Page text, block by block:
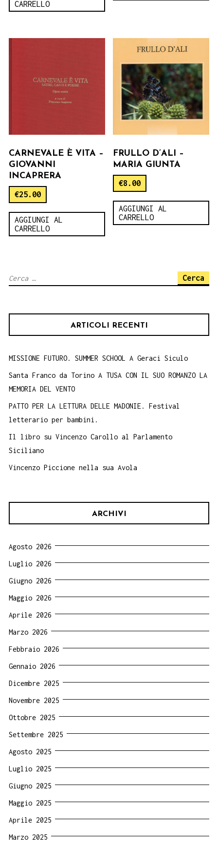
CARRELLO
CARNEVALE È VITA –
GIOVANNI
INCAPRERA
€25.00
AGGIUNGI AL
CARRELLO
FRULLO D’ALI –
MARIA GIUNTA
€8.00
AGGIUNGI AL
CARRELLO
Ricerca
ARTICOLI RECENTI
MISSIONE FUTURO. SUMMER SCHOOL A Geraci Siculo
Santa Franco da Torino A TUSA CON IL SUO ROMANZO LA
MEMORIA DEL VENTO
PATTO PER LA LETTURA DELLE MADONIE. Festival
letterario per bambini.
Il libro su Vincenzo Carollo al Parlamento
Siciliano
Vincenzo Piccione nella sua Avola
ARCHIVI
Agosto 2026
Luglio 2026
Giugno 2026
Maggio 2026
Aprile 2026
Marzo 2026
Febbraio 2026
Gennaio 2026
Dicembre 2025
Novembre 2025
Ottobre 2025
Settembre 2025
Agosto 2025
Luglio 2025
Giugno 2025
Maggio 2025
Aprile 2025
Marzo 2025